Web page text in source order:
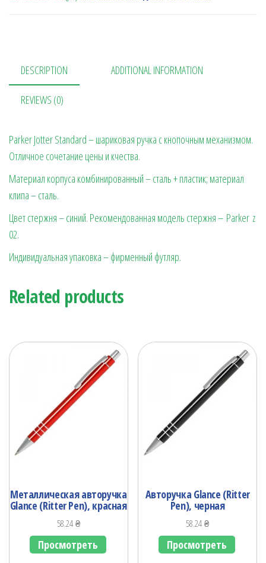
DESCRIPTION ADDITIONAL INFORMATION
REVIEWS (0)
Parker Jotter Standard – шариковая ручка с кнопочным механизмом.
Отличное сочетание цены и кчества.
Материал корпуса комбинированный – сталь + пластик; материал
клипа – сталь.
Цвет стержня – синий. Рекомендованная модель стержня – Parker z
02.
Индивидуальная упаковка – фирменный футляр.
Related products
Металлическая авторучка
Glance (Ritter Pen), красная
58.24₴
Просмотреть
Авторучка Glance (Ritter
Pen), черная
58.24₴
Просмотреть